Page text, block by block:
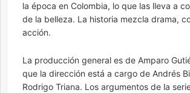
la época en Colombia, lo que las lleva a
de la belleza. La historia mezcla drama,
acción.
La producción general es de Amparo
que la dirección está a cargo de Andrés
Rodrigo Triana. Los argumentos de la